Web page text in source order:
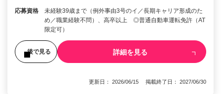
応募資格
未経験39歳まで（例外事由3号のイ／長期キャリア形成のた
め／職業経験不問）、高卒以上 ◎普通自動車運転免許（AT
限定可）
後で見る 詳細を見る
更新日： 2026/06/15 掲載終了日： 2027/06/30